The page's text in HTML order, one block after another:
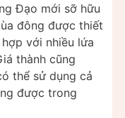
Đạo mới sỡ hữu
đông được thiết
với nhiều lứa
thành cũng
thể sử dụng cả
được trong